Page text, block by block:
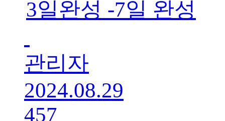
3일완성 -7일 완성
관리자
2024.08.29
457